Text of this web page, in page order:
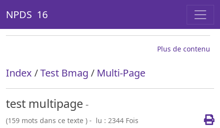
NPDS 16
Plus de contenu
Index /Test Bmag / Multi-Page
test multipage -
(159 mots dans ce texte ) - lu : 2344 Fois